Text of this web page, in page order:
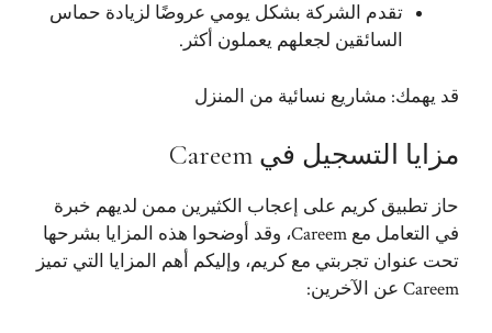
تقدم الشركة بشكل يومي عروضًا لزيادة حماس
السائقين لجعلهم يعملون أكثر.
قد يهمك: مشاريع نسائية من المنزل
مزايا التسجيل في Careem
حاز تطبيق كريم على إعجاب الكثيرين ممن لديهم خبرة
في التعامل مع Careem، وقد أوضحوا هذه المزايا بشرحها
تحت عنوان تجربتي مع كريم، وإليكم أهم المزايا التي تميز
Careem عن الآخرين: